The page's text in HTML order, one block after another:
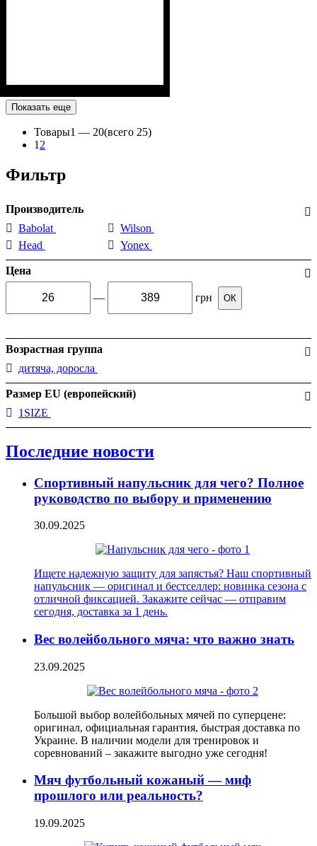
Показать еще
Товары1 — 20(всего 25)
1 2
Фильтр
Производитель
Babolat
Head
Wilson
Yonex
Цена
— грн ОК
Возрастная группа
дитяча, доросла
Размер EU (европейский)
1SIZE
Последние новости
Спортивный напульсник для чего? Полное
руководство по выбору и применению
30.09.2025
Ищете надежную защиту для запястья? Наш спортивный
напульсник — оригинал и бестселлер: новинка сезона с
отличной фиксацией. Закажите сейчас — отправим
сегодня, доставка за 1 день.
Вес волейбольного мяча: что важно знать
23.09.2025
Большой выбор волейбольных мячей по суперцене:
оригинал, официальная гарантия, быстрая доставка по
Украине. В наличии модели для тренировок и
соревнований – закажите выгодно уже сегодня!
Мяч футбольный кожаный — миф
прошлого или реальность?
19.09.2025